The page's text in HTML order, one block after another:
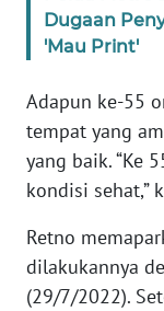
Dugaan
'Mau Print'
Adapun ke-55
tempat yang
yang baik. “Ke
kondisi sehat,”
Retno
dilakukannya
(29/7/2022).
KARIR
DISCLAIMER
Wahana
News
Regional
WN
SUMUT